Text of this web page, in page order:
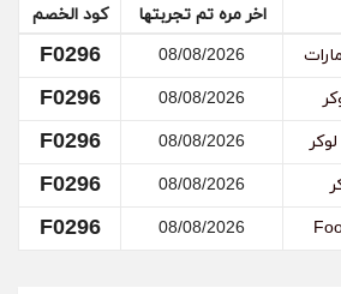
موقع فوت لوكر عن طريق البريد
وقم بتزويدهم برقم الطلب،
اخر مره تم تجربتها
كود الخصم
08/08/2026
F0296
08/08/2026
F0296
08/08/2026
F0296
08/08/2026
F0296
08/08/2026
F0296